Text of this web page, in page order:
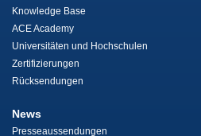
Knowledge Base
ACE Academy
Universitäten und Hochschulen
Zertifizierungen
Rücksendungen
News
Presseaussendungen